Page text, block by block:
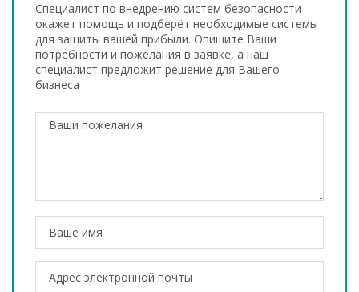
Специалист по внедрению систем безопасности
окажет помощь и подберёт необходимые системы
для защиты вашей прибыли. Опишите Ваши
потребности и пожелания в заявке, а наш
специалист предложит решение для Вашего
бизнеса